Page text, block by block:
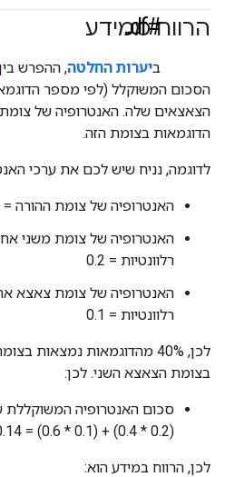
הרווח ממידע
#df #Metric
ביערות החלטה, ההפרש
הסכום המשוקלל (לפי מספר
הצאצאים שלה. האנטרופיה של
הדוגמאות בצומת הזה.
לדוגמה, נניח שיש לכם את ערכי
האנטרופיה של צומת ההורה = 0.6
רלוונטיות = 0.2
רלוונטיות = 0.1
בצומת הצאצא השני. לכן:
סכום האנטרופיה
(‎0.4 * 0.2) + (‎0.6 * 0.1) = 0.14
לכן, הרווח במידע הוא: